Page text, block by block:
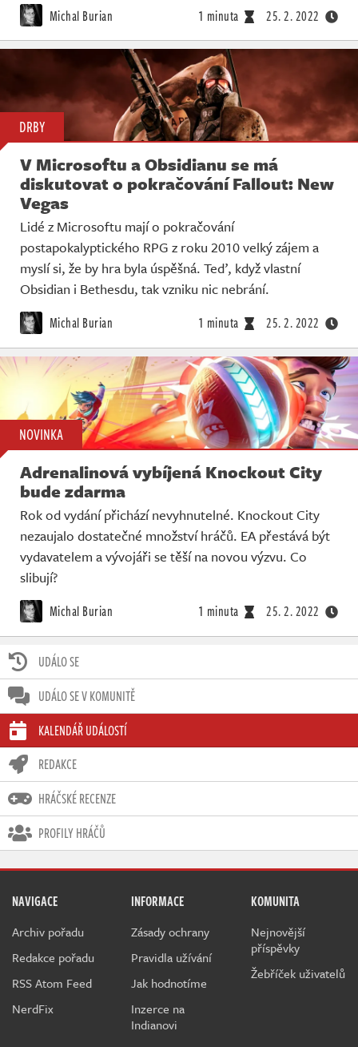
UDÁLO SE
UDÁLO SE V KOMUNITĚ
KALENDÁŘ UDÁLOSTÍ
REDAKCE
HRÁČSKÉ RECENZE
PROFILY HRÁČŮ
Michal Burian 1 minuta 25. 2. 2022
DRBY
V Microsoftu a Obsidianu se má
diskutovat o pokračování Fallout: New
Vegas
Lidé z Microsoftu mají o pokračování
postapokalyptického RPG z roku 2010 velký zájem a
myslí si, že by hra byla úspěšná. Teď, když vlastní
Obsidian i Bethesdu, tak vzniku nic nebrání.
Michal Burian 1 minuta 25. 2. 2022
NOVINKA
Adrenalinová vybíjená Knockout City
bude zdarma
Rok od vydání přichází nevyhnutelné. Knockout City
nezaujalo dostatečné množství hráčů. EA přestává být
vydavatelem a vývojáři se těší na novou výzvu. Co
slibují?
Michal Burian 1 minuta 25. 2. 2022
NAVIGACE
Archiv pořadu
Redakce pořadu
RSS Atom Feed
NerdFix
INFORMACE
Zásady ochrany
Pravidla užívání
Jak hodnotíme
Inzerce na
Indianovi
KOMUNITA
Nejnovější
příspěvky
Žebříček uživatelů